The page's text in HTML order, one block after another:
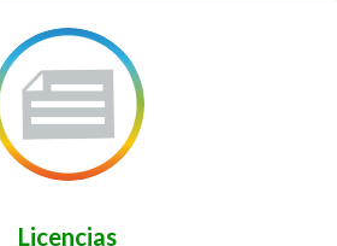
Licencias